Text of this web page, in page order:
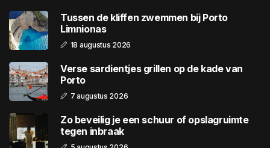
Tussen de kliffen zwemmen bij Porto
Limnionas
18 augustus 2026
Verse sardientjes grillen op de kade van
Porto
7 augustus 2026
Zo beveilig je een schuur of opslagruimte
tegen inbraak